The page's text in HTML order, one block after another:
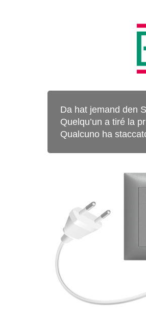
Da hat jemand den
Quelqu’un a tiré la
Qualcuno ha